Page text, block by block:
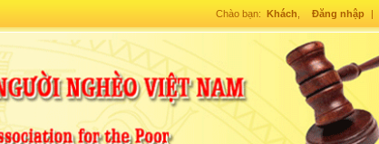
Chào bạn: Khách Đăng nhập |